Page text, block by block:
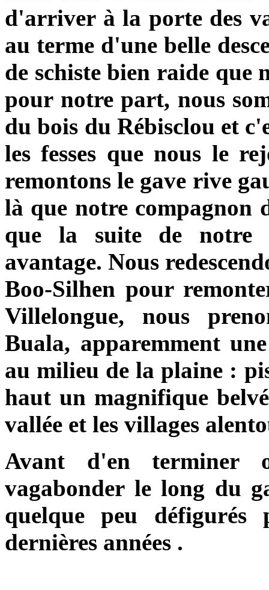
d'arriver à la porte des
au terme d'une belle
de schiste bien raide que
pour notre part, nous
du bois du Rébisclou et
les fesses que nous le
remontons le gave rive
là que notre
que la suite de notre
avantage. Nous
Boo-Silhen pour
Villelongue, nous
Buala, apparemment
au milieu de la plaine :
haut un magnifique
vallée et les villages
Avant d'en terminer
vagabonder le long du
quelque peu défigurés
dernières années .